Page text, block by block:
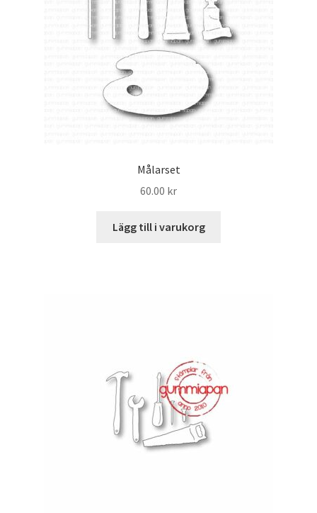
Målarset
60.00 kr
Lägg till i varukorg